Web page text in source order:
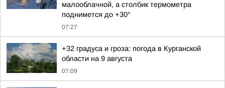
малооблачной, а столбик термометра
поднимется до +30°
07:27
+32 градуса и гроза: погода в Курганской
области на 9 августа
07:09